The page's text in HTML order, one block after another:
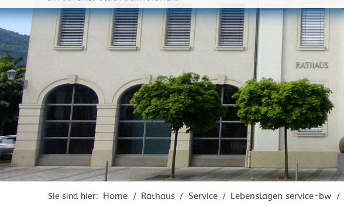
Sie sind hier: Home / Rathaus / Service / Lebenslagen service-bw /